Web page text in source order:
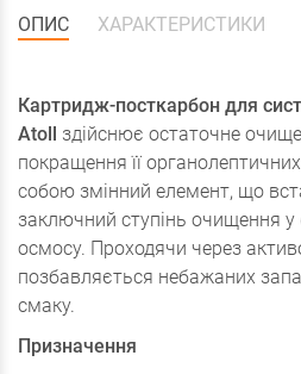
ОПИС ХАРАКТЕРИСТИКИ
Картридж-посткарбон для
Atoll
здійснює остаточне
покращення її
собою змінний елемент, що
заключний ступінь очищення у
осмосу. Проходячи через
позбавляється небажаних
смаку.
Призначення